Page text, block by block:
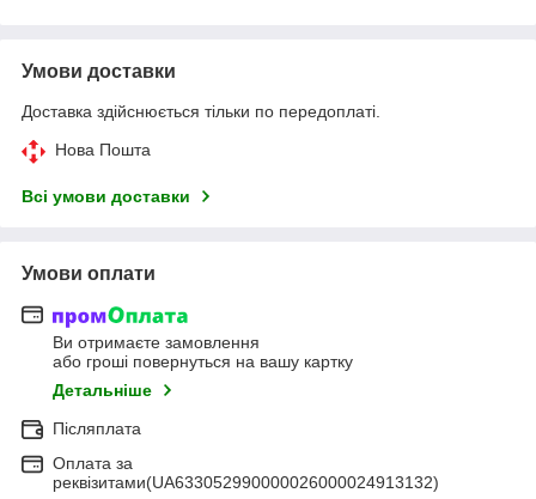
Умови доставки
Доставка здійснюється тільки по передоплаті.
Нова Пошта
Всі умови доставки
Умови оплати
Ви отримаєте замовлення
або гроші повернуться на вашу картку
Детальніше
Післяплата
Оплата за
реквізитами(UA633052990000026000024913132)